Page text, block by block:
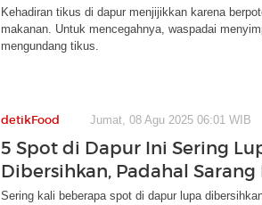
Kehadiran tikus di dapur menjijikkan karena
makanan. Untuk mencegahnya, waspadai
mengundang tikus.
detikFood Jumat, 08 Agu 2025 06:01 WIB
5 Spot di Dapur Ini Sering
Dibersihkan, Padahal Sarang
Sering kali beberapa spot di dapur lupa